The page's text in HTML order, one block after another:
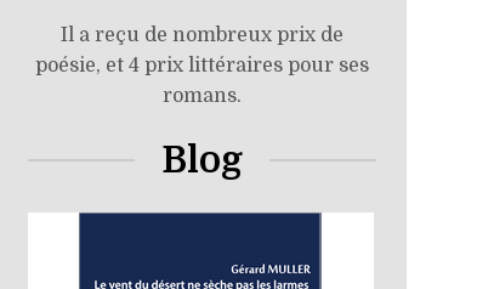
Il a reçu de nombreux prix de
poésie, et 4 prix littéraires pour ses
romans.
Blog